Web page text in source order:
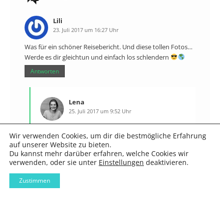
Lili
23. Juli 2017 um 16:27 Uhr
Was für ein schöner Reisebericht. Und diese tollen Fotos…
Werde es dir gleichtun und einfach los schlendern
Antworten
Lena
25. Juli 2017 um 9:52 Uhr
danke für dein Lob und viel Spaß beim
Entdecken!
Antworten
Wir verwenden Cookies, um dir die bestmögliche Erfahrung
auf unserer Website zu bieten.
Du kannst mehr darüber erfahren, welche Cookies wir
verwenden, oder sie unter Einstellungen deaktivieren.
Zustimmen